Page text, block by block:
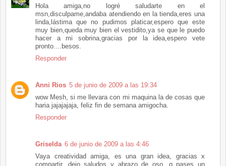
Hola amiga,no logré saludarte en el
msn,disculpame,andaba atendiendo en la tienda,eres una
linda,lástima que no pudimos platicar,espero que este
muy bien,queda muy bien el vestidito,ya se que le puedo
hacer a mi sobrina,gracias por la idea,espero vete
pronto....besos.
Responder
Anni Rios 5 de junio de 2009 a las 19:34
wow Mesh, si me llevara con mi maquina la de cosas que
haria jajajajaja, feliz fin de semana amigocha.
Responder
Griselda 6 de junio de 2009 a las 4:46
Vaya creatividad amiga, es una gran idea, gracias x
compartir, dejo saludos y abrazo de oso, q pases un